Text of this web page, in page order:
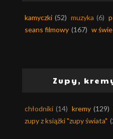
kamyczki (52) muzyka (6)
seans filmowy (167) w
Zupy,
chłodniki (14) kremy (129)
zupy z książki "zupy świata"